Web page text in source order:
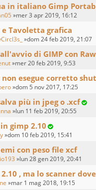
in italiano Gimp
»mer 3 apr 2019, 16:12
e Tavoletta grafica
»dom 24 feb 2019, 21:07
di GIMP con
»mer 20 feb 2019, 9:53
non esegue corretto
»dom 5 nov 2017, 17:25
più in jpeg o .xcf
»lun 11 feb 2019, 20:55
gimp 2.10
»dom 10 feb 2019, 15:41
con peso file xcf
»lun 28 gen 2019, 20:41
, ma lo scanner
»mar 1 mag 2018, 19:15